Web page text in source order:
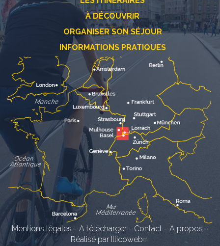
À DÉCOUVRIR
ORGANISER SON SÉJOUR
INFORMATIONS PRATIQUES
Mentions légales - A télécharger - Contact - A propos -
Réalisé par Illicoweb